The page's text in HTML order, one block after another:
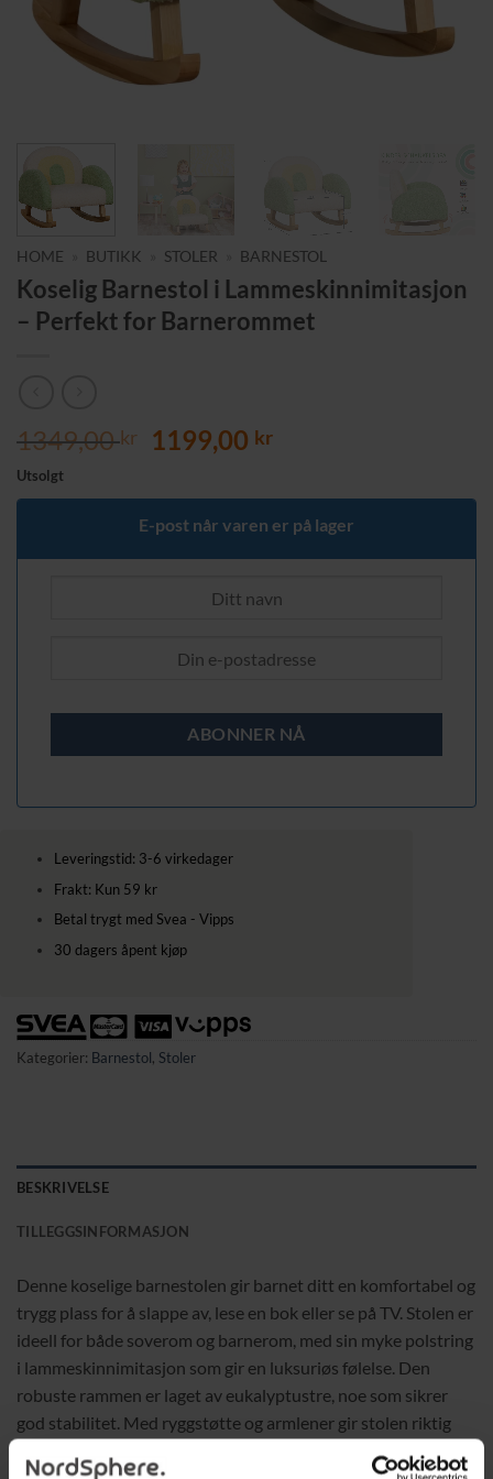
HOME BUTIKK STOLER BARNESTOL
Koselig Barnestol i Lammeskinnimitasjon
– Perfekt for Barnerommet
1349,00kr
Opprinnelig
var:
1349,00 kr.
1199,00 krNåværende
er:
1199,00 kr.
Utsolgt
E-post når varen er på lager
Leveringstid: 3-6 virkedager
Frakt: Kun 59 kr
Betal trygt med Svea - Vipps
30 dagers åpent kjøp
Kategorier: Barnestol, Stoler
BESKRIVELSE
TILLEGGSINFORMASJON
Denne koselige barnestolen gir barnet ditt en komfortabel og
trygg plass for å slappe av, lese en bok eller se på TV. Stolen er
ideell for både soverom og barnerom, med sin myke polstring
i lammeskinnimitasjon som gir en luksuriøs følelse. Den
robuste rammen er laget av eukalyptustre, noe som sikrer
god stabilitet. Med ryggstøtte og armlener gir stolen riktig